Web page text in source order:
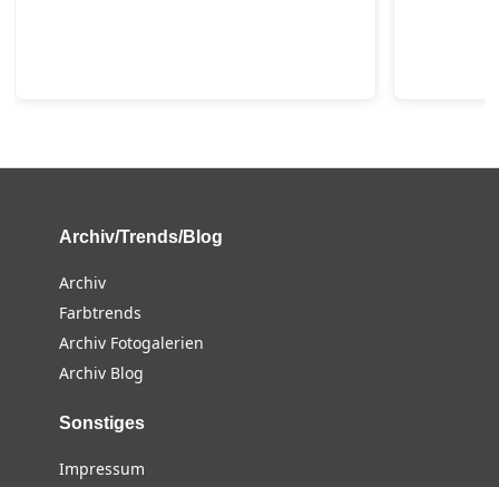
Archiv/Trends/Blog
Archiv
Farbtrends
Archiv Fotogalerien
Archiv Blog
Sonstiges
Impressum